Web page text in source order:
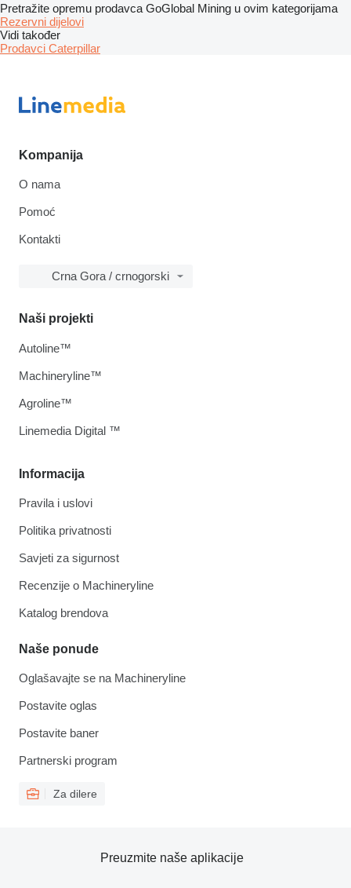
Pretražite opremu prodavca GoGlobal Mining u ovim kategorijama
Rezervni dijelovi
Vidi također
Prodavci Caterpillar
Kompanija
O nama
Pomoć
Kontakti
Crna Gora / crnogorski
Informacija
Pravila i uslovi
Politika privatnosti
Savjeti za sigurnost
Recenzije o Machineryline
Katalog brendova
Naše ponude
Oglašavajte se na Machineryline
Postavite oglas
Postavite baner
Partnerski program
Za dilere
Naši projekti
Autoline™
Machineryline™
Agroline™
Linemedia Digital ™
Preuzmite naše aplikacije